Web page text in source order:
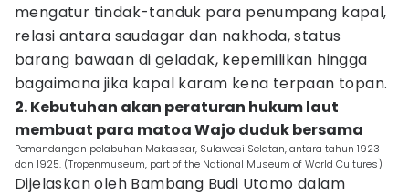
mengatur tindak-tanduk para penumpang kapal,
relasi antara saudagar dan nakhoda, status
barang bawaan di geladak, kepemilikan hingga
bagaimana jika kapal karam kena terpaan topan.
2. Kebutuhan akan peraturan hukum laut
membuat para matoa Wajo duduk bersama
Pemandangan pelabuhan Makassar, Sulawesi Selatan, antara tahun 1923
dan 1925. (Tropenmuseum, part of the National Museum of World Cultures)
Dijelaskan oleh Bambang Budi Utomo dalam